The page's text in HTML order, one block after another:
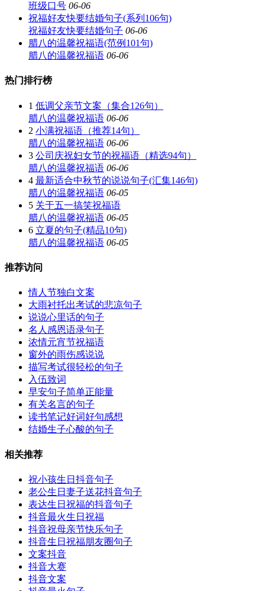
班级口号 06-06
祝福好友快要结婚句子(系列106句)
祝福好友快要结婚句子 06-06
腊八的温馨祝福语(范例101句)
腊八的温馨祝福语 06-06
热门排行榜
1 低调父亲节文案（集合126句）
腊八的温馨祝福语 06-06
2 小满祝福语（推荐14句）
腊八的温馨祝福语 06-06
3 公司庆祝妇女节的祝福语（精选94句）
腊八的温馨祝福语 06-06
4 最新适合中秋节的说说句子(汇集146句)
腊八的温馨祝福语 06-05
5 关于五一搞笑祝福语
腊八的温馨祝福语 06-05
6 立夏的句子(精品10句)
腊八的温馨祝福语 06-05
推荐访问
情人节独白文案
大雨衬托出考试的悲凉句子
说说心里话的句子
名人感恩语录句子
浓情元宵节祝福语
窗外的雨伤感说说
描写考试很轻松的句子
入伍致词
早安句子简单正能量
有关名言的句子
读书笔记好词好句感想
结婚生子心酸的句子
相关推荐
祝小孩生日抖音句子
老公生日妻子送花抖音句子
表达生日祝福的抖音句子
抖音最火生日祝福
抖音祝母亲节快乐句子
抖音生日祝福朋友圈句子
文案抖音
抖音大赛
抖音文案